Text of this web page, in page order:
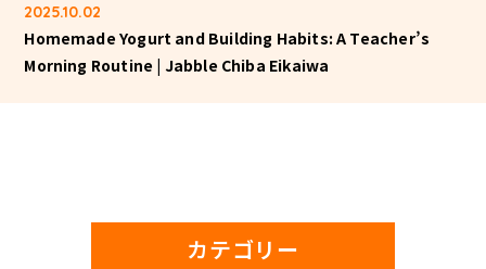
2025.10.02
Homemade Yogurt and Building Habits: A Teacher’s
Morning Routine | Jabble Chiba Eikaiwa
カテゴリー